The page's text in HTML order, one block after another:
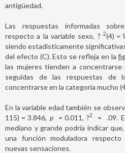
antigüedad.
Las respuestas informadas
respecto a la variable sexo, ?2(4) =
siendo estadísticamente
del efecto (C). Esto se refleja en la
las mujeres tienden a concentrarse
seguidas de las respuestas de
concentrarse en la categoría mucho
En la variable edad también se
115) = 3.846, p = 0.011, ?2 = .09.
mediano y grande podría indicar
una función moduladora
nuevas sensaciones.